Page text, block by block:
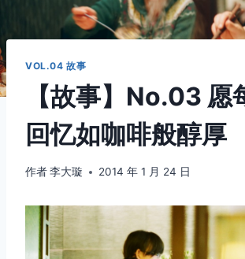
VOL.04 故事
【故事】No.03 愿
回忆如咖啡般醇厚
作者李大璇 2014 年 1 月 24 日